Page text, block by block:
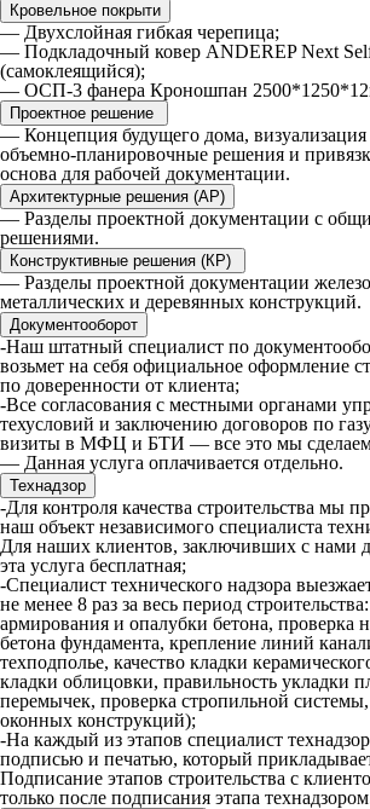
Кровельное покрыти
— Двухслойная гибкая черепица;
— Подкладочный ковер ANDEREP Next
(самоклеящийся);
— ОСП-3 фанера Кроношпан
Проектное решение
— Концепция будущего дома, визуализация
объемно-планировочные решения и
основа для рабочей документации.
Архитектурные решения (АР)
— Разделы проектной документации с
решениями.
Конструктивные решения (КР)
— Разделы проектной документации
металлических и деревянных конструкций.
Документооборот
-Наш штатный специалист по
возьмет на себя официальное оформление
по доверенности от клиента;
-Все согласования с местными органами
техусловий и заключению договоров по
визиты в МФЦ и БТИ — все это мы сделаем
— Данная услуга оплачивается отдельно.
Технадзор
-Для контроля качества строительства мы
наш объект независимого специалиста
Для наших клиентов, заключивших с нами
эта услуга бесплатная;
-Специалист технического надзора
не менее 8 раз за весь период
армирования и опалубки бетона, проверка
бетона фундамента, крепление линий
техподполье, качество кладки
кладки облицовки, правильность укладки
перемычек, проверка стропильной
оконных конструкций);
-На каждый из этапов специалист
подписью и печатью, который
Подписание этапов строительства с
только после подписания этапа